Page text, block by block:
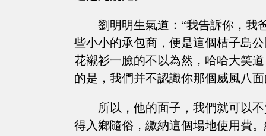
劉明明生氣道：“我告訴你，我
些小小的承包商，便是這個桔子島
花襯衫一臉的不以為然，哈哈大笑
的是，我們并不認識你那個威風八
所以，他的面子，我們就可以
得入鄉隨俗，繳納這個場地使用費